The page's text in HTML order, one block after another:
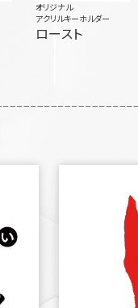
オリジナル
アクリルキーホルダー
ロースト